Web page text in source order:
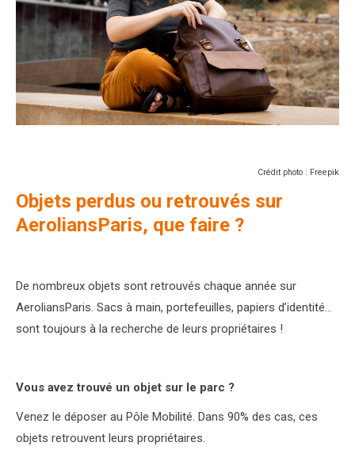
Crédit photo : Freepik
Objets perdus ou retrouvés sur
AeroliansParis, que faire ?
De nombreux objets sont retrouvés chaque année sur
AeroliansParis. Sacs à main, portefeuilles, papiers d’identité…
sont toujours à la recherche de leurs propriétaires !
Vous avez trouvé un objet sur le parc ?
Venez le déposer au Pôle Mobilité. Dans 90% des cas, ces
objets retrouvent leurs propriétaires.